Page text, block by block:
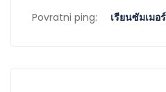
Povratni ping: เรียนซัมเมอ